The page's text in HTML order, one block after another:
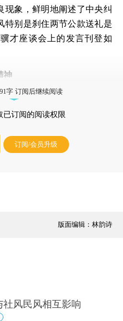
现象，鲜明地阐述了中央纠
特别是刹住两节公款送礼是
才座谈会上的发言刊登如
神
字 订阅后继续阅读
已订阅的阅读权限
订阅/会员升级
版面编辑：林韵诗
风民风相互影响